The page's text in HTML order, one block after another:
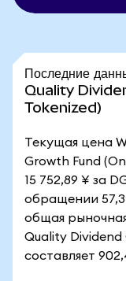
Последние
Quality
Tokenized)
Текущая цена
Growth Fund
15 752,89 ¥ за
обращении
общая
Quality Dividend
составляет